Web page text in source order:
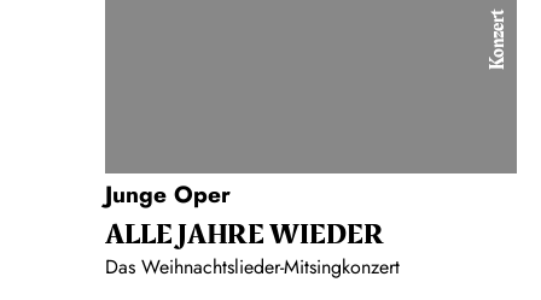
Konzert
Junge Oper
ALLE JAHRE WIEDER
Das Weihnachtslieder-Mitsingkonzert